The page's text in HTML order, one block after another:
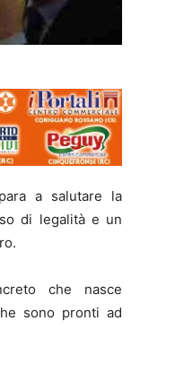
a salutare la
di legalità e un
che nasce
sono pronti ad